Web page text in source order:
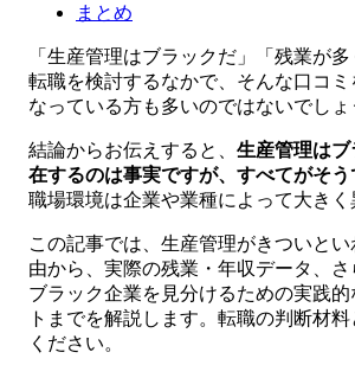
まとめ
「生産管理はブラックだ」「残業が
転職を検討するなかで、そんな口コ
なっている方も多いのではないでしょ
結論からお伝えすると、 生産管理は
在するのは事実ですが、すべてがそう
職場環境は企業や業種によって大きく
この記事では、生産管理がきついと
由から、実際の残業・年収データ、さ
ブラック企業を見分けるための実践
トまでを解説します。転職の判断材
ください。